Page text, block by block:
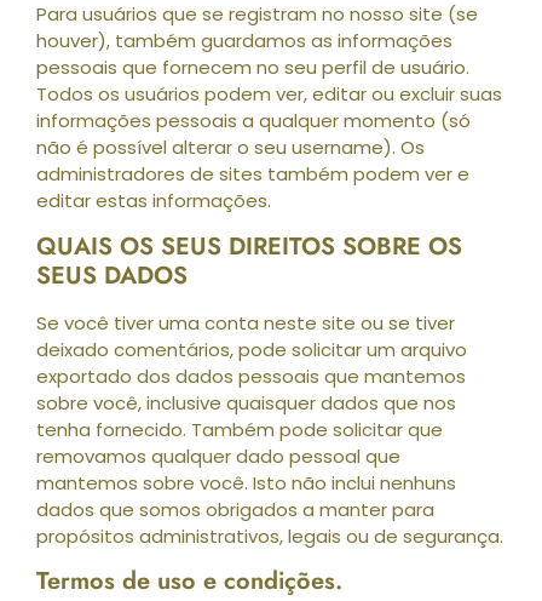
Para usuários que se registram no nosso site (se
houver), também guardamos as informações
pessoais que fornecem no seu perfil de usuário.
Todos os usuários podem ver, editar ou excluir suas
informações pessoais a qualquer momento (só
não é possível alterar o seu username). Os
administradores de sites também podem ver e
editar estas informações.
QUAIS OS SEUS DIREITOS SOBRE OS
SEUS DADOS
Se você tiver uma conta neste site ou se tiver
deixado comentários, pode solicitar um arquivo
exportado dos dados pessoais que mantemos
sobre você, inclusive quaisquer dados que nos
tenha fornecido. Também pode solicitar que
removamos qualquer dado pessoal que
mantemos sobre você. Isto não inclui nenhuns
dados que somos obrigados a manter para
propósitos administrativos, legais ou de segurança.
Termos de uso e condições.